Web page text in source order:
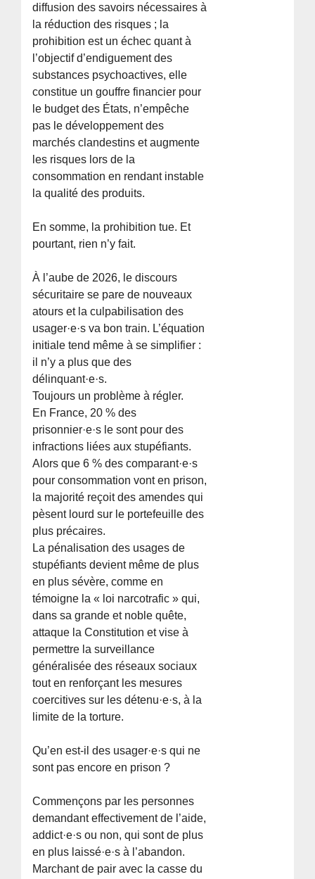
diffusion des savoirs nécessaires à
la réduction des risques ; la
prohibition est un échec quant à
l’objectif d’endiguement des
substances psychoactives, elle
constitue un gouffre financier pour
le budget des États, n’empêche
pas le développement des
marchés clandestins et augmente
les risques lors de la
consommation en rendant instable
la qualité des produits.
En somme, la prohibition tue. Et
pourtant, rien n’y fait.
À l’aube de 2026, le discours
sécuritaire se pare de nouveaux
atours et la culpabilisation des
usager·e·s va bon train. L’équation
initiale tend même à se simplifier :
il n’y a plus que des
délinquant·e·s.
Toujours un problème à régler.
En France, 20 % des
prisonnier·e·s le sont pour des
infractions liées aux stupéfiants.
Alors que 6 % des comparant·e·s
pour consommation vont en prison,
la majorité reçoit des amendes qui
pèsent lourd sur le portefeuille des
plus précaires.
La pénalisation des usages de
stupéfiants devient même de plus
en plus sévère, comme en
témoigne la « loi narcotrafic » qui,
dans sa grande et noble quête,
attaque la Constitution et vise à
permettre la surveillance
généralisée des réseaux sociaux
tout en renforçant les mesures
coercitives sur les détenu·e·s, à la
limite de la torture.
Qu’en est-il des usager·e·s qui ne
sont pas encore en prison ?
Commençons par les personnes
demandant effectivement de l’aide,
addict·e·s ou non, qui sont de plus
en plus laissé·e·s à l’abandon.
Marchant de pair avec la casse du